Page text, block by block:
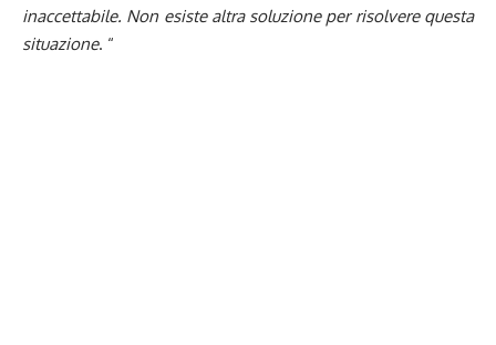
inaccettabile. Non esiste altra soluzione per risolvere questa
situazione. “